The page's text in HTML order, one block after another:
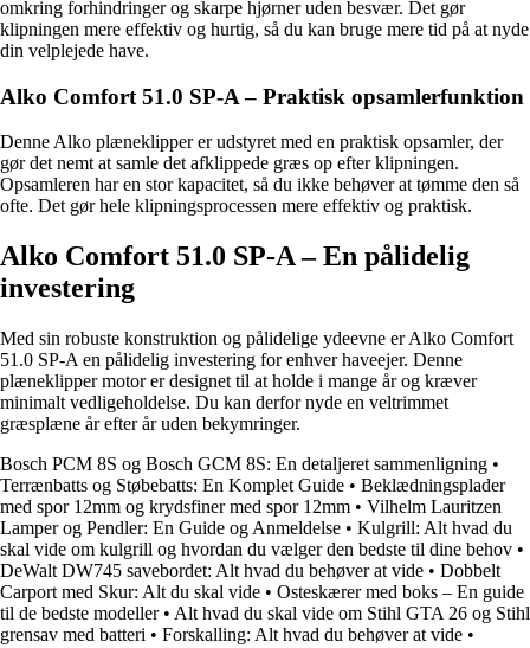
omkring forhindringer og skarpe hjørner uden besvær. Det gør
klipningen mere effektiv og hurtig, så du kan bruge mere tid på at nyde
din velplejede have.
Alko Comfort 51.0 SP-A – Praktisk opsamlerfunktion
Denne Alko plæneklipper er udstyret med en praktisk opsamler, der
gør det nemt at samle det afklippede græs op efter klipningen.
Opsamleren har en stor kapacitet, så du ikke behøver at tømme den så
ofte. Det gør hele klipningsprocessen mere effektiv og praktisk.
Alko Comfort 51.0 SP-A – En pålidelig
investering
Med sin robuste konstruktion og pålidelige ydeevne er Alko Comfort
51.0 SP-A en pålidelig investering for enhver haveejer. Denne
plæneklipper motor er designet til at holde i mange år og kræver
minimalt vedligeholdelse. Du kan derfor nyde en veltrimmet
græsplæne år efter år uden bekymringer.
Bosch PCM 8S og Bosch GCM 8S: En detaljeret sammenligning •
Terrænbatts og Støbebatts: En Komplet Guide • Beklædningsplader
med spor 12mm og krydsfiner med spor 12mm • Vilhelm Lauritzen
Lamper og Pendler: En Guide og Anmeldelse • Kulgrill: Alt hvad du
skal vide om kulgrill og hvordan du vælger den bedste til dine behov •
DeWalt DW745 savebordet: Alt hvad du behøver at vide • Dobbelt
Carport med Skur: Alt du skal vide • Osteskærer med boks – En guide
til de bedste modeller• Alt hvad du skal vide om Stihl GTA 26 og Stihl
grensav med batteri • Forskalling: Alt hvad du behøver at vide •